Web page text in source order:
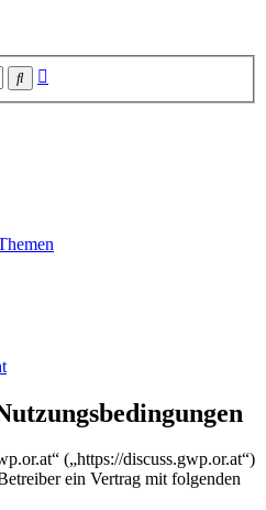
Suche
(„https://discuss.gwp.or.at“)
ein Vertrag mit folgenden